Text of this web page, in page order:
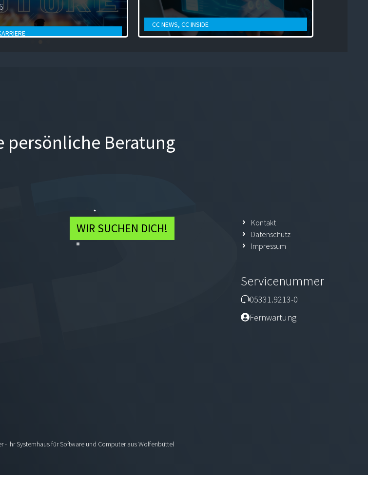
CC NEWS, CC INSIDE
persönliche Beratung
WIR SUCHEN DICH!
Kontakt
Datenschutz
Impressum
Servicenummer
05331.9213-0
Fernwartung
- Ihr Systemhaus für Software und Computer aus Wolfenbüttel